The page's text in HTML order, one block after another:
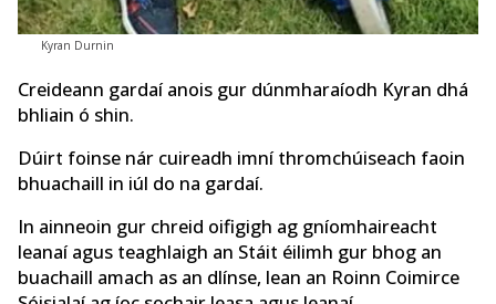
Kyran Durnin
Creideann gardaí anois gur dúnmharaíodh Kyran dhá
bhliain ó shin.
Dúirt foinse nár cuireadh imní thromchúiseach faoin
bhuachaill in iúl do na gardaí.
In ainneoin gur chreid oifigigh ag gníomhaireacht
leanaí agus teaghlaigh an Stáit éilimh gur bhog an
buachaill amach as an dlínse, lean an Roinn Coimirce